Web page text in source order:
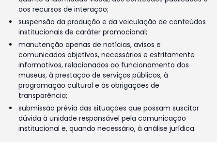
aos recursos de interação;
suspensão da produção e da veiculação de conteúdos
institucionais de caráter promocional;
manutenção apenas de notícias, avisos e
comunicados objetivos, necessários e estritamente
informativos, relacionados ao funcionamento dos
museus, à prestação de serviços públicos, à
programação cultural e às obrigações de
transparência;
submissão prévia das situações que possam suscitar
dúvida à unidade responsável pela comunicação
institucional e, quando necessário, à análise jurídica.